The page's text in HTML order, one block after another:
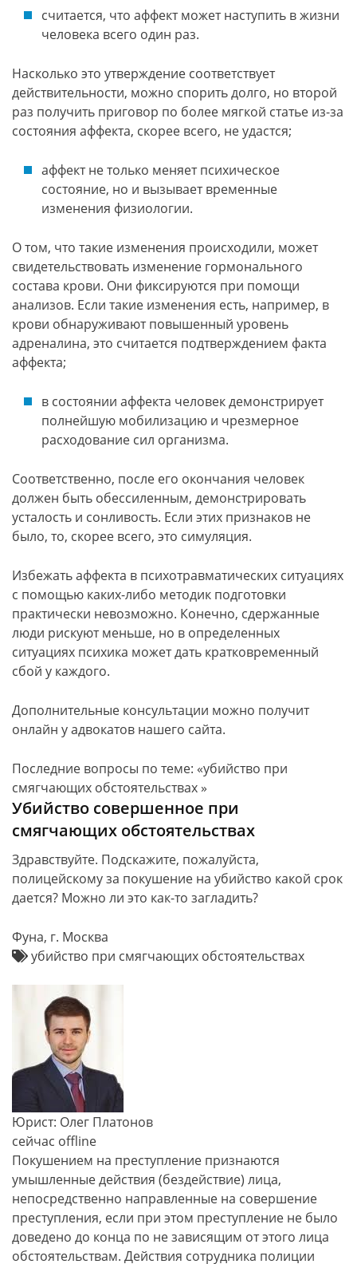
считается, что аффект может наступить в жизни
человека всего один раз.
Насколько это утверждение соответствует
действительности, можно спорить долго, но второй
раз получить приговор по более мягкой статье из-за
состояния аффекта, скорее всего, не удастся;
аффект не только меняет психическое
состояние, но и вызывает временные
изменения физиологии.
О том, что такие изменения происходили, может
свидетельствовать изменение гормонального
состава крови. Они фиксируются при помощи
анализов. Если такие изменения есть, например, в
крови обнаруживают повышенный уровень
адреналина, это считается подтверждением факта
аффекта;
в состоянии аффекта человек демонстрирует
полнейшую мобилизацию и чрезмерное
расходование сил организма.
Соответственно, после его окончания человек
должен быть обессиленным, демонстрировать
усталость и сонливость. Если этих признаков не
было, то, скорее всего, это симуляция.
Избежать аффекта в психотравматических ситуациях
с помощью каких-либо методик подготовки
практически невозможно. Конечно, сдержанные
люди рискуют меньше, но в определенных
ситуациях психика может дать кратковременный
сбой у каждого.
Дополнительные консультации можно получит
онлайн у адвокатов нашего сайта.
Последние вопросы по теме: «убийство при
смягчающих обстоятельствах »
Убийство совершенное при
смягчающих обстоятельствах
Здравствуйте. Подскажите, пожалуйста,
полицейскому за покушение на убийство какой срок
дается? Можно ли это как-то загладить?
Фуна, г. Москва
убийство при смягчающих обстоятельствах
Юрист: Олег Платонов
сейчас offline
Покушением на преступление признаются
умышленные действия (бездействие) лица,
непосредственно направленные на совершение
преступления, если при этом преступление не было
доведено до конца по не зависящим от этого лица
обстоятельствам. Действия сотрудника полиции